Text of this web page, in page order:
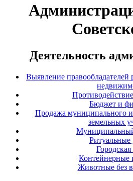
Деятельность
Выявление правообладателей
Бюджет и
Продажа муниципального
земельных
Ритуальные
Городская
Контейнерные
Животные без